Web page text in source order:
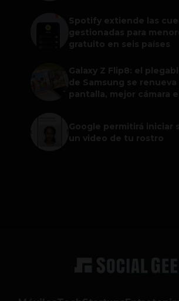
Spotify extiende las
gestionadas para
gratuito en seis países
Galaxy Z Flip8: el
de Samsung se renueva
pantalla, mejor cámara e
Google permitirá iniciar
un video de tu rostro